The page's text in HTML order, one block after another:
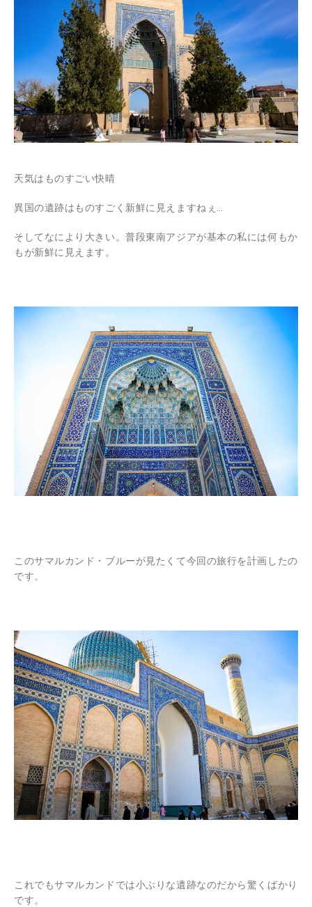
天気はものすごい快晴
異国の遺跡はものすごく新鮮に見えますねぇ…
そしてなにより大きい。普段東南アジアが基本の私には何もか
もが新鮮に見えます。
このサマルカンド・ブルーが見たくて今回の旅行を計画したの
です。
これでもサマルカンドでは小ぶりな遺跡なのだから驚くばかり
です。